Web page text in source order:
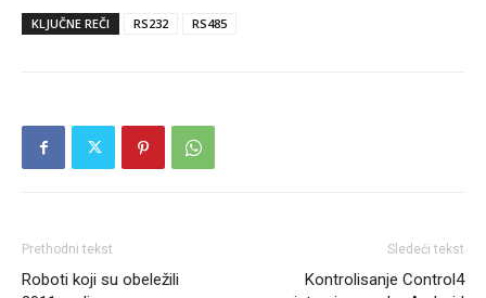
KLJUČNE REČI RS232 RS485
Prethodni tekst
Roboti koji su obeležili
Sledeći tekst
Kontrolisanje Control4